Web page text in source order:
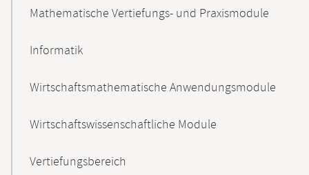
Mathematische Vertiefungs- und Praxismodule
Informatik
Wirtschaftsmathematische Anwendungsmodule
Wirtschaftswissenschaftliche Module
Vertiefungsbereich